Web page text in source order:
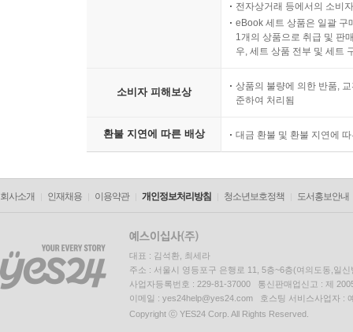
전자상거래 등에서의 소비
eBook 세트 상품은 일괄 구
1개의 상품으로 취급 및 판
우, 세트 상품 전부 및 세트
소비자 피해보상
상품의 불량에 의한 반품,
준하여 처리됨
환불 지연에 따른 배상 대금 환불 및 환불 지연에
회사소개 인재채용 이용약관 개인정보처리방침 청소년보호정책 도서홍보안내
대표 : 김석환, 최세라
주소 : 서울시 영등포구 은행로 11, 5층~6층(여의도동,일신
사업자등록번호 : 229-81-37000 통신판매업신고 : 제
이메일 : yes24help@yes24.com 호스팅 서비스사업자 :
Copyright ⓒ YES24 Corp. All Rights Reserved.